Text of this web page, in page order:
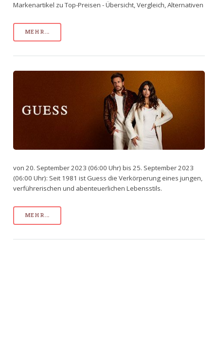
Markenartikel zu Top-Preisen - Übersicht, Vergleich, Alternativen
MEHR...
von 20. September 2023 (06:00 Uhr) bis 25. September 2023
(06:00 Uhr): Seit 1981 ist Guess die Verkörperung eines jungen,
verführerischen und abenteuerlichen Lebensstils.
MEHR...